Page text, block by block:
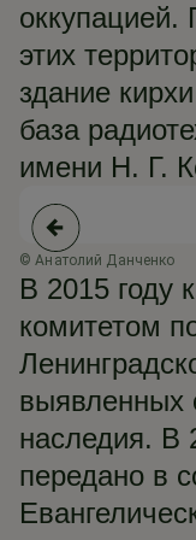
этих
здание
база
имени Н. Г.
© Анатолий Данченко
В 2015 году
комитетом
выявленных
наследия. В
передано в